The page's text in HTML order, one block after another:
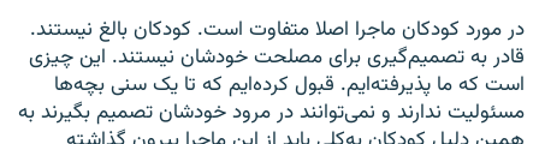
در مورد کودکان ماجرا اصلا متفاوت است. کودکان بالغ نیستند.
قادر به تصمیم‌گیری برای مصلحت خودشان نیستند. این چیزی
است که ما پذیرفته‌ایم. قبول کرده‌ایم که تا یک سنی بچه‌ها
مسئولیت ندارند و نمی‌توانند در مرود خودشان تصمیم بگیرند به